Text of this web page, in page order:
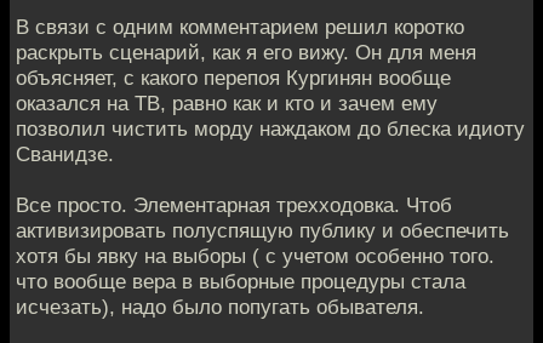
В связи с одним комментарием решил коротко
раскрыть сценарий, как я его вижу. Он для меня
объясняет, с какого перепоя Кургинян вообще
оказался на ТВ, равно как и кто и зачем ему
позволил чистить морду наждаком до блеска идиоту
Сванидзе.
Все просто. Элементарная трехходовка. Чтоб
активизировать полуспящую публику и обеспечить
хотя бы явку на выборы ( с учетом особенно того.
что вообще вера в выборные процедуры стала
исчезать), надо было попугать обывателя.